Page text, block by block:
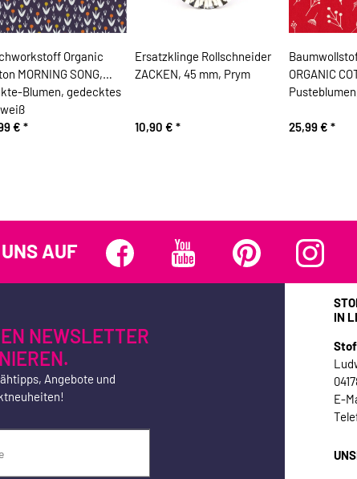
Organic
MORNING SONG,
Blumen, gedecktes
€ *
Ersatzklinge Rollschneider
ZACKEN, 45 mm, Prym
10,90 € *
ORGANIC
25,99 € *
AUF
NEWSLETTER
Angebote und
IN
E-